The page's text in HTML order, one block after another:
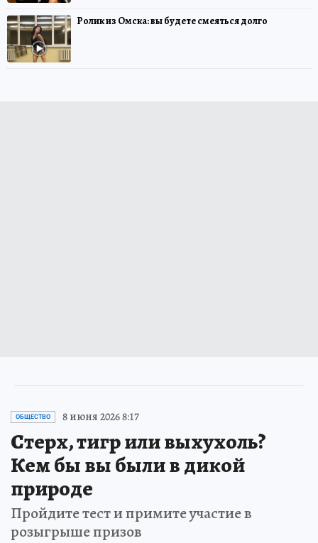
Ролик из Омска: вы будете смеяться долго
ОБЩЕСТВО 8 июня 2026 8:17
Стерх, тигр или выхухоль?
Кем бы вы были в дикой
природе
Пройдите тест и примите участие в
розыгрыше призов